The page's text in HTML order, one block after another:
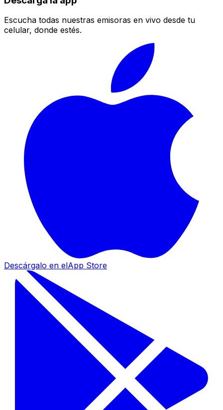
Escucha todas nuestras emisoras en vivo desde tu
celular, donde estés.
Descárgalo en elApp Store